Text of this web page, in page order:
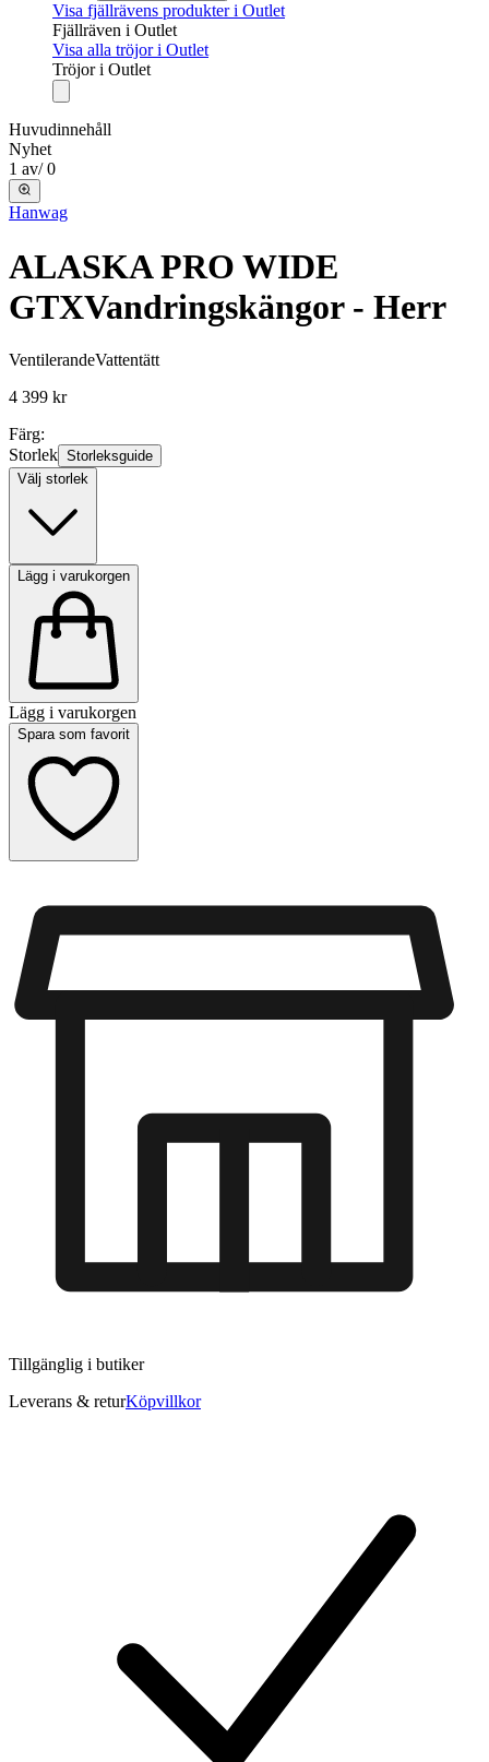
Visa fjällrävens produkter i Outlet
Fjällräven i Outlet
Visa alla tröjor i Outlet
Tröjor i Outlet
Huvudinnehåll
Nyhet
1 av/ 0
Hanwag
ALASKA PRO WIDE
GTXVandringskängor - Herr
VentilerandeVattentätt
4 399 kr
Färg:
Storlek Storleksguide
Välj storlek
Lägg i varukorgen
Lägg i varukorgen
Spara som favorit
Tillgänglig i butiker
Leverans & returKöpvillkor